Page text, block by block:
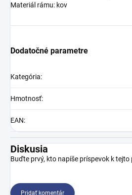
Materiál rámu: kov
Dodatočné parametre
Kategória:
Hmotnosť:
EAN:
Diskusia
Buďte prvý, kto napíše príspevok k tejto
Pridať komentár